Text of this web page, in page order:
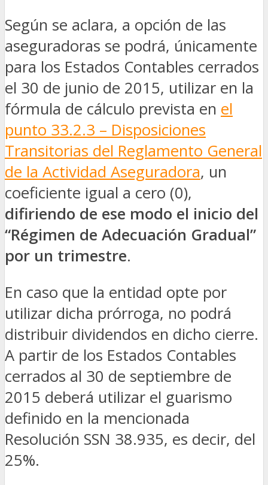
Según se aclara, a opción de las
aseguradoras se podrá, únicamente
para los Estados Contables cerrados
el 30 de junio de 2015, utilizar en la
fórmula de cálculo prevista en el
punto 33.2.3 – Disposiciones
Transitorias del Reglamento General
de la Actividad Aseguradora, un
coeficiente igual a cero (0),
difiriendo de ese modo el inicio del
“Régimen de Adecuación Gradual”
por un trimestre.
En caso que la entidad opte por
utilizar dicha prórroga, no podrá
distribuir dividendos en dicho cierre.
A partir de los Estados Contables
cerrados al 30 de septiembre de
2015 deberá utilizar el guarismo
definido en la mencionada
Resolución SSN 38.935, es decir, del
25%.